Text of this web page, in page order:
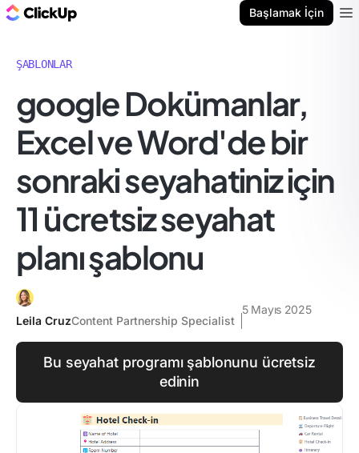
Başlamak İçin
ŞABLONLAR
google Dokümanlar,
Excel ve Word'de bir
sonraki seyahatiniz için
11 ücretsiz seyahat
planı şablonu
Leila CruzContent Partnership Specialist
5 Mayıs 2025
Bu seyahat programı şablonunu ücretsiz
edinin